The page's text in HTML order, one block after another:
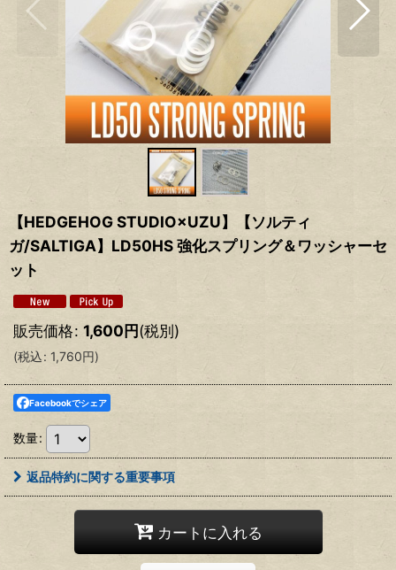
【HEDGEHOG STUDIO×UZU】【ソルティ
ガ/SALTIGA】LD50HS 強化スプリング＆ワッシャーセ
ット
販売価格: 1,600円(税別)
(税込: 1,760円)
Facebookでシェア
数量:
返品特約に関する重要事項
カートに入れる